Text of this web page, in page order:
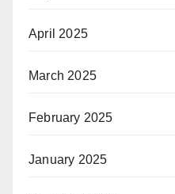
April 2025
March 2025
February 2025
January 2025